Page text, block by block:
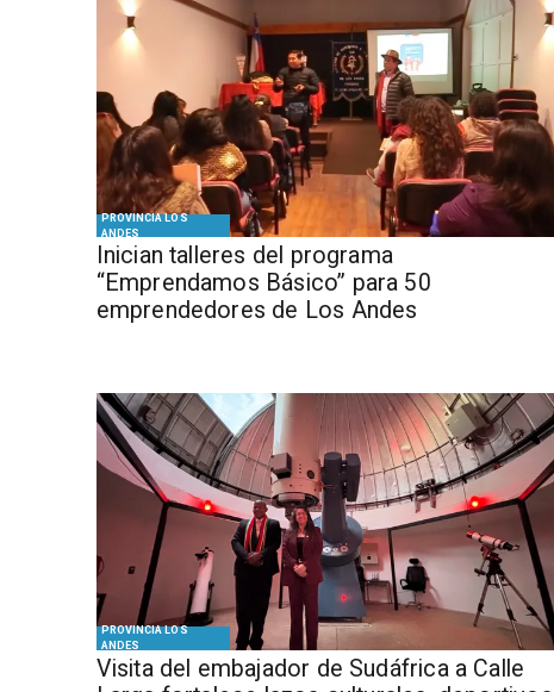
PROVINCIA LOS
ANDES
Inician talleres del programa
“Emprendamos Básico” para 50
emprendedores de Los Andes
PROVINCIA LOS
ANDES
​Visita del embajador de Sudáfrica a Calle